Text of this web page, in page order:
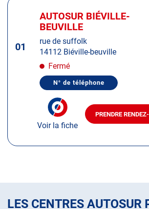
ENTRÉE
informations
01
Centre
:
AUTOSUR BIÉVILLE-
BEUVILLE
rue de suffolk
14112 Biéville-beuville
Fermé
N° de téléphone
AFFICHER
TÉLÉPHONE
BIÉVILLE-
Voir la fiche
PRENDRE
LES CENTRES AUTOSUR